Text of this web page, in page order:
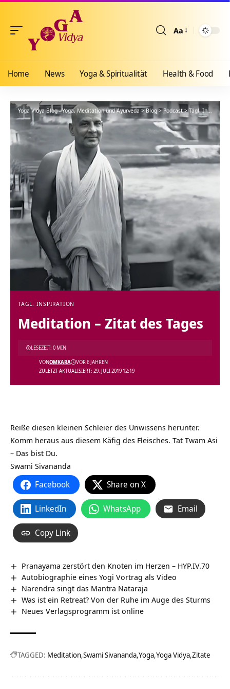
Aa
Home News Yoga & Spiritualität Health & Food
Yoga Vidya Blog - Yoga, Meditation und Ayurveda>Blog >Podcast>Tägl. Inspiration
TÄGL. INSPIRATION
Meditation – Zitat des Tages
ZULETZT AKTUALISIERT: 29. JULI 2019 12:19
VONOMKARA VOR 6 JAHREN
LESEZEIT: 0 MIN
Reiße diesen kleinen Schleier des Unwissens herunter.
Komm heraus aus diesem Käfig des Fleisches. Tat Twam Asi
– Das bist Du.
Swami Sivananda
Facebook Share on X
LinkedIn WhatsApp Email
Copy Link
Pranayama zerstört den Knoten im Herzen – HYP.IV.70
Autobiographie eines Yogi Vortrag als Video
Narendra singt das Mantra Nataraja
Was ist ein Retreat? Von der Ruhe im Auge des Sturms
Neues Verlagsprogramm ist online
TAGGED: Meditation Swami Sivananda Yoga Yoga Vidya Zitate